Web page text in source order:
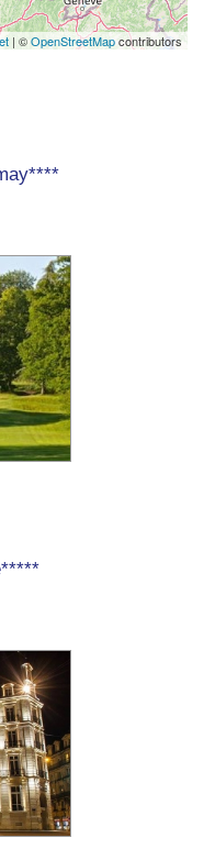
| ©OpenStreetMapcontributors